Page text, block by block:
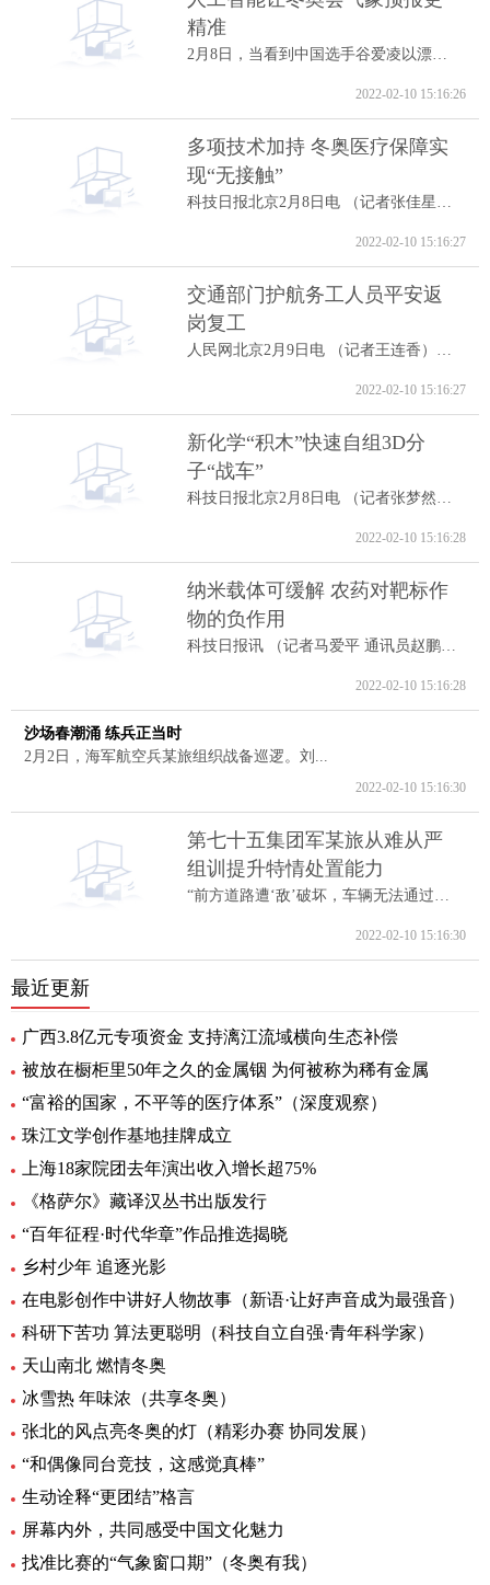
精准
2月8日，当看到中国选手谷爱凌以漂亮的高...
2022-02-10 15:16:26
多项技术加持 冬奥医疗保障实
现“无接触”
科技日报北京2月8日电 （记者张佳星）记...
2022-02-10 15:16:27
交通部门护航务工人员平安返
岗复工
人民网北京2月9日电 （记者王连香）记者...
2022-02-10 15:16:27
新化学“积木”快速自组3D分
子“战车”
科技日报北京2月8日电 （记者张梦然）据...
2022-02-10 15:16:28
纳米载体可缓解 农药对靶标作
物的负作用
科技日报讯 （记者马爱平 通讯员赵鹏跃...
2022-02-10 15:16:28
沙场春潮涌 练兵正当时
2月2日，海军航空兵某旅组织战备巡逻。刘...
2022-02-10 15:16:30
第七十五集团军某旅从难从严
组训提升特情处置能力
“前方道路遭‘敌’破坏，车辆无法通过。...
2022-02-10 15:16:30
最近更新
广西3.8亿元专项资金 支持漓江流域横向生态补偿
被放在橱柜里50年之久的金属铟 为何被称为稀有金属
“富裕的国家，不平等的医疗体系”（深度观察）
珠江文学创作基地挂牌成立
上海18家院团去年演出收入增长超75%
《格萨尔》藏译汉丛书出版发行
“百年征程·时代华章”作品推选揭晓
乡村少年 追逐光影
在电影创作中讲好人物故事（新语·让好声音成为最强音）
科研下苦功 算法更聪明（科技自立自强·青年科学家）
天山南北 燃情冬奥
冰雪热 年味浓（共享冬奥）
张北的风点亮冬奥的灯（精彩办赛 协同发展）
“和偶像同台竞技，这感觉真棒”
生动诠释“更团结”格言
屏幕内外，共同感受中国文化魅力
找准比赛的“气象窗口期”（冬奥有我）